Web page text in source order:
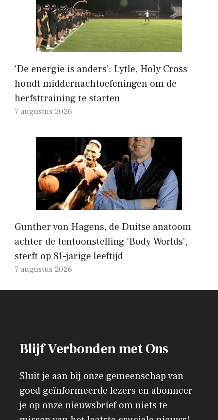
‘De energie is anders’: Lytle, Holy Cross
houdt middernachtoefeningen om de
herfsttraining te starten
7 augustus 2026
Gunther von Hagens, de Duitse anatoom
achter de tentoonstelling ‘Body Worlds’,
sterft op 81-jarige leeftijd
7 augustus 2026
Blijf Verbonden met Ons
Sluit je aan bij onze gemeenschap van
goed geïnformeerde lezers en abonneer
je op onze nieuwsbrief om niets te